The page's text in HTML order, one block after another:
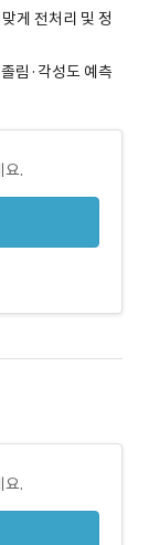
게 전처리 및 정
림·각성도 예측
요.
요.